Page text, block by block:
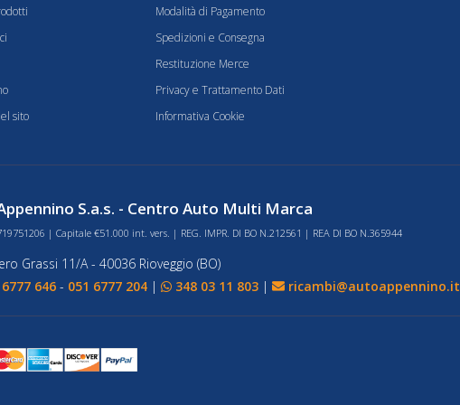
sito
Modalità di Pagamento
Spedizioni e Consegna
Restituzione Merce
Privacy e Trattamento Dati
Informativa Cookie
S.a.s. - Centro Auto Multi Marca
| Capitale €51.000 int. vers. | REG. IMPR. DI BO N.212561 | REA DI BO N.365944
Grassi 11/A - 40036 Rioveggio (BO)
646- 051 6777 204| 348 03 11 803| ricambi@autoappennino.it